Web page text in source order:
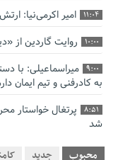
11:04 امیر اکرمی‌نیا:
10:00 روایت گاردین از
9:00
میراسماعیلی: با
به کادرفنی و تیم ایمان
8:51
شد
فریدون جیرانی:محبوب جدید